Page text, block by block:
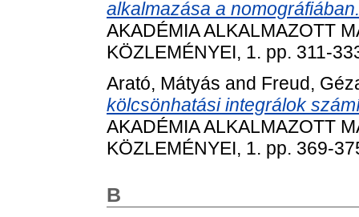
alkalmazása a nomográfiában.
AKADÉMIA ALKALMAZOTT
KÖZLEMÉNYEI, 1. pp. 311-
Arató, Mátyás and Freud,
kölcsönhatási integrálok
AKADÉMIA ALKALMAZOTT
KÖZLEMÉNYEI, 1. pp. 369-
B